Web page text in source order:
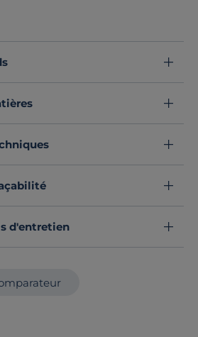
votre matelas.
sa structure en bois massif,
vous garantit robustesse et
sélection : Sommiers tapissiers
d'entretien